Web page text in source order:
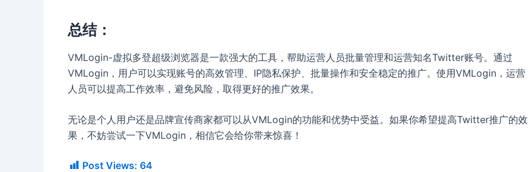
总结：
VMLogin-虚拟多登超级浏览器是一款强大的工具，帮助运营人员批量管理和运营知名Twitter账号。通过
VMLogin，用户可以实现账号的高效管理、IP隐私保护、批量操作和安全稳定的推广。使用VMLogin，运营
人员可以提高工作效率，避免风险，取得更好的推广效果。
无论是个人用户还是品牌宣传商家都可以从VMLogin的功能和优势中受益。如果你希望提高Twitter推广的效
果，不妨尝试一下VMLogin，相信它会给你带来惊喜！
Post Views: 64